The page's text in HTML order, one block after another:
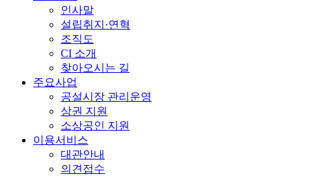
인사말
설립취지·연혁
조직도
CI 소개
찾아오시는 길
주요사업
공설시장 관리운영
상권 지원
소상공인 지원
이용서비스
대관안내
의견접수